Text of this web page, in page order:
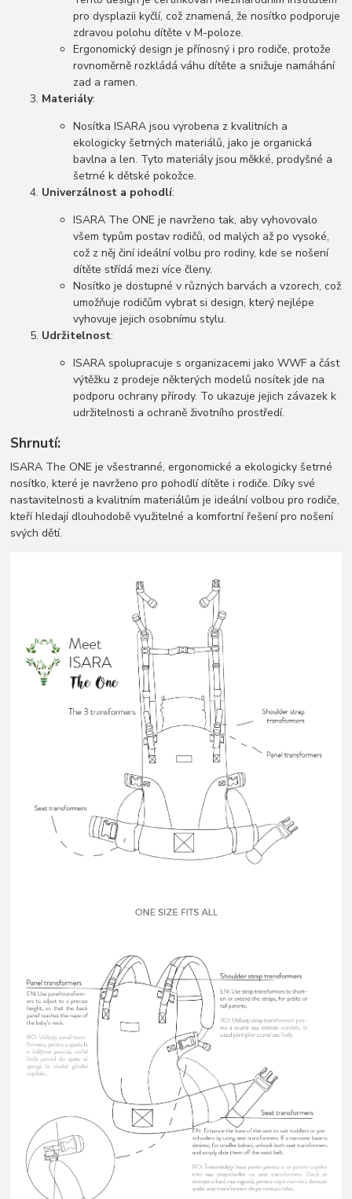
pro dysplazii kyčlí, což znamená, že nosítko podporuje
zdravou polohu dítěte v M-poloze​​.
Ergonomický design je přínosný i pro rodiče, protože
rovnoměrně rozkládá váhu dítěte a snižuje namáhání
zad a ramen.
Materiály:
Nosítka ISARA jsou vyrobena z kvalitních a
ekologicky šetrných materiálů, jako je organická
bavlna a len. Tyto materiály jsou měkké, prodyšné a
šetrné k dětské pokožce​​.
Univerzálnost a pohodlí:
ISARA The ONE je navrženo tak, aby vyhovovalo
všem typům postav rodičů, od malých až po vysoké,
což z něj činí ideální volbu pro rodiny, kde se nošení
dítěte střídá mezi více členy​​.
Nosítko je dostupné v různých barvách a vzorech, což
umožňuje rodičům vybrat si design, který nejlépe
vyhovuje jejich osobnímu stylu​​.
Udržitelnost:
ISARA spolupracuje s organizacemi jako WWF a část
výtěžku z prodeje některých modelů nosítek jde na
podporu ochrany přírody. To ukazuje jejich závazek k
udržitelnosti a ochraně životního prostředí​​.
Shrnutí:
ISARA The ONE je všestranné, ergonomické a ekologicky šetrné
nosítko, které je navrženo pro pohodlí dítěte i rodiče. Díky své
nastavitelnosti a kvalitním materiálům je ideální volbou pro rodiče,
kteří hledají dlouhodobě využitelné a komfortní řešení pro nošení
svých dětí.